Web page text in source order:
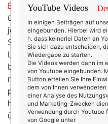
Espresso-Strategie.Weil
übrigens optimale 10 Bar
jemand über den
Selbstständigkeit war für
Lebensschritt: "Ich habe
beschäftigt, wer bin ich,
rüberkommen. Von
positiv aufgenommen
hat mich überrascht."
überrascht all das eher
YouTube Videos
In einigen Beiträgen auf
eingebunden. Hierbei wird
h. dass keinerlei Daten an
Sie sich dazu entscheiden,
Wiedergabe zu starten.
Die Videos werden dann im
von Youtube eingebunden.
Button erteilen Sie Ihre
dem von Ihnen
einer Analyse des
und Marketing-Zwecken
Verwendung durch Youtube
von Google unter